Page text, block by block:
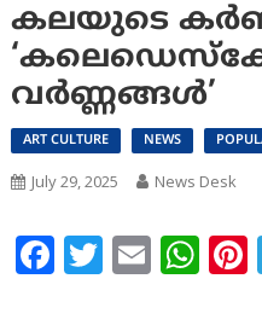
കലയുടെ
വർണ്ണങ്ങൾ’
ART CULTURE NEWS
July 29, 2025 News Desk
Facebook
Twitter
Email